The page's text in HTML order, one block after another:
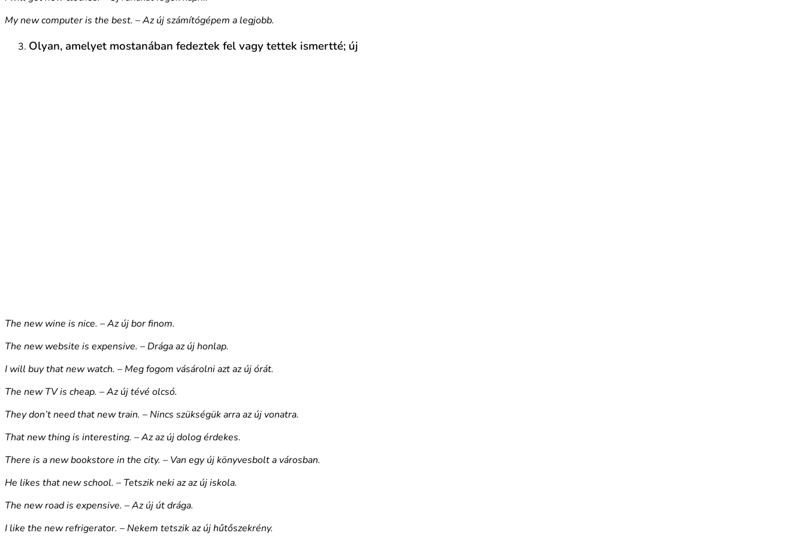
My new computer is the best. – Az új számítógépem a legjobb.
Olyan, amelyet mostanában fedeztek fel vagy tettek ismertté; új
The new wine is nice. – Az új bor finom.
The new website is expensive. – Drága az új honlap.
I will buy that new watch. – Meg fogom vásárolni azt az új órát.
The new TV is cheap. – Az új tévé olcsó.
They don’t need that new train. – Nincs szükségük arra az új vonatra.
That new thing is interesting. – Az az új dolog érdekes.
There is a new bookstore in the city. – Van egy új könyvesbolt a városban.
He likes that new school. – Tetszik neki az az új iskola.
The new road is expensive. – Az új út drága.
I like the new refrigerator. – Nekem tetszik az új hűtőszekrény.